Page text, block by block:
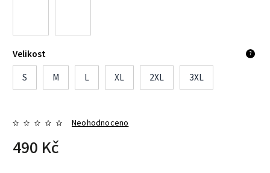
Velikost ?
S M L XL 2XL 3XL
Neohodnoceno
490 Kč